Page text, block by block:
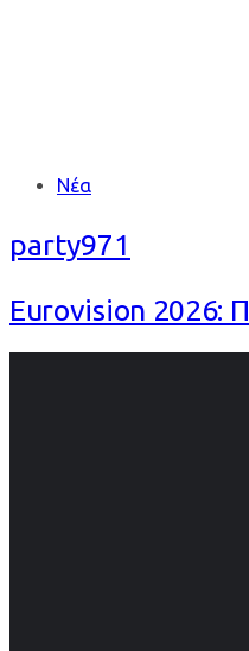
Tags Νέα
party971
Eurovision 2026: